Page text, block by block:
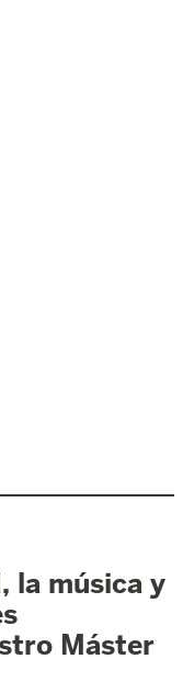
la música y
Máster